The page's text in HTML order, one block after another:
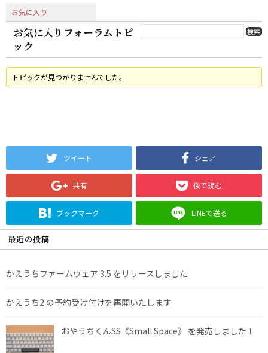
お気に入り
お気に入りフォーラムトピ
ック
トピックが見つかりませんでした。
ツイート シェア
共有 後で読む
ブックマーク LINEで送る
最近の投稿
かえうちファームウェア 3.5 をリリースしました
かえうち2 の予約受け付けを再開いたします
おやうちくんSS《Small Space》 を発売しました！